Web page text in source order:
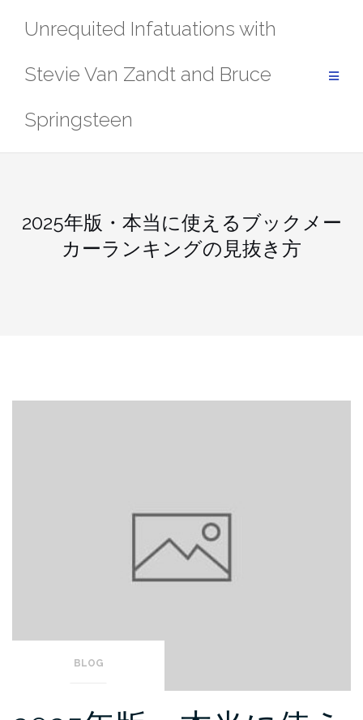
Unrequited Infatuations with
Stevie Van Zandt and Bruce
Springsteen
2025年版・本当に使えるブックメー
カーランキングの見抜き方
BLOG